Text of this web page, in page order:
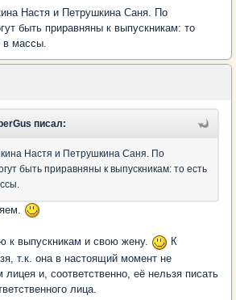
Настя и Петрушкина Саня. По
быть приравняны к выпускникам: то
в массы.
писал:
Настя и Петрушкина Саня. По
быть приравняны к выпускникам: то есть
к выпускникам и свою жену.
К
т.к. она в настоящий момент не
лицея и, соответственно, её нельзя писать
лица.